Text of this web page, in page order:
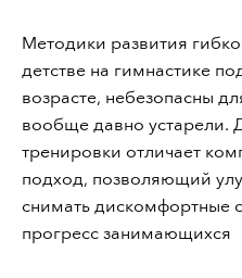
Методики развития
детстве на гимнастике
возрасте, небезопасны
вообще давно устарели.
тренировки отличает
подход, позволяющий
снимать дискомфортные
прогресс занимающихся